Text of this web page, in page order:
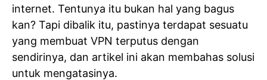
internet. Tentunya itu bukan hal yang bagus
kan? Tapi dibalik itu, pastinya terdapat sesuatu
yang membuat VPN terputus dengan
sendirinya, dan artikel ini akan membahas solusi
untuk mengatasinya.